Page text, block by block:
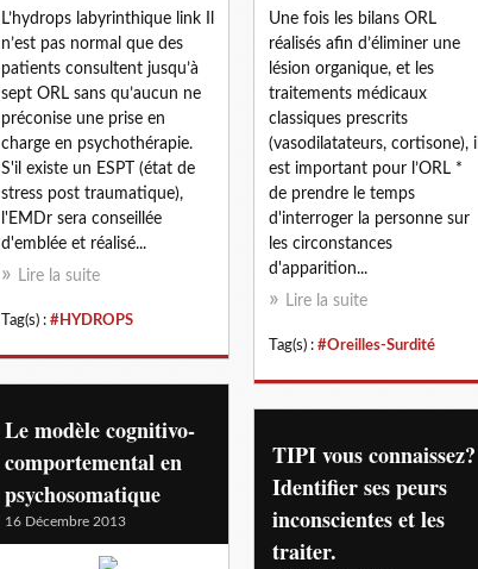
L’hydrops labyrinthique link Il
n’est pas normal que des
patients consultent jusqu’à
sept ORL sans qu’aucun ne
préconise une prise en
charge en psychothérapie.
S'il existe un ESPT (état de
stress post traumatique),
l'EMDr sera conseillée
d'emblée et réalisé...
Lire la suite
Tag(s) : #HYDROPS
Une fois les bilans ORL
réalisés afin d’éliminer une
lésion organique, et les
traitements médicaux
classiques prescrits
(vasodilatateurs, cortisone), il
est important pour l’ORL *
de prendre le temps
d'interroger la personne sur
les circonstances
d'apparition...
Lire la suite
Tag(s) : #Oreilles-Surdité
Le modèle cognitivo-
comportemental en
psychosomatique
16 Décembre 2013
TIPI vous connaissez?
Identifier ses peurs
inconscientes et les
traiter.